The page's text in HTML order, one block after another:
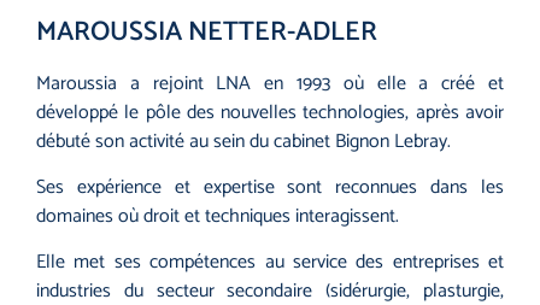
MAROUSSIA NETTER-ADLER
Maroussia a rejoint LNA en 1993 où elle a créé et
développé le pôle des nouvelles technologies, après avoir
débuté son activité au sein du cabinet Bignon Lebray.
Ses expérience et expertise sont reconnues dans les
domaines où droit et techniques interagissent.
Elle met ses compétences au service des entreprises et
industries du secteur secondaire (sidérurgie, plasturgie,